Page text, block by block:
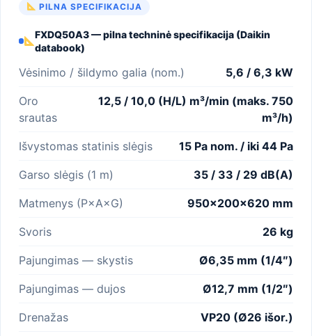
PILNA SPECIFIKACIJA
FXDQ50A3 — pilna techninė specifikacija (Daikin
databook)
Vėsinimo / šildymo galia (nom.) 5,6 / 6,3 kW
Oro
srautas
12,5 / 10,0 (H/L) m³/min (maks. 750
m³/h)
Išvystomas statinis slėgis 15 Pa nom. / iki 44 Pa
Garso slėgis (1 m) 35 / 33 / 29 dB(A)
Matmenys (P×A×G) 950×200×620 mm
Svoris 26 kg
Pajungimas — skystis Ø6,35 mm (1/4″)
Pajungimas — dujos Ø12,7 mm (1/2″)
Drenažas VP20 (Ø26 išor.)